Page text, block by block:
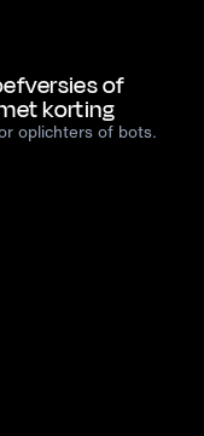
of
korting
oplichters of bots.